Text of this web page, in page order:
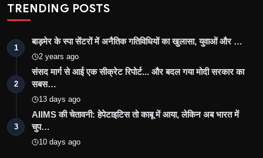
TRENDING POSTS
1
बाड़मेर के स्पा सेंटरों में अनैतिक गतिविधियों का खुलासा, युवाओं और …
2 years ago
2
संसद मार्ग से आई एक सीक्रेट रिपोर्ट... और बदल गया मोदी सरकार का
सबस…
13 days ago
3
AIIMS की चेतावनी: हेपेटाइटिस तो काबू में आया, लेकिन अब भारत में
चुप…
10 days ago